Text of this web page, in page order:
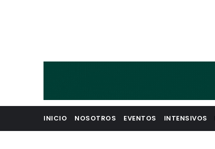
INICIO NOSOTROS EVENTOS INTENSIVOS